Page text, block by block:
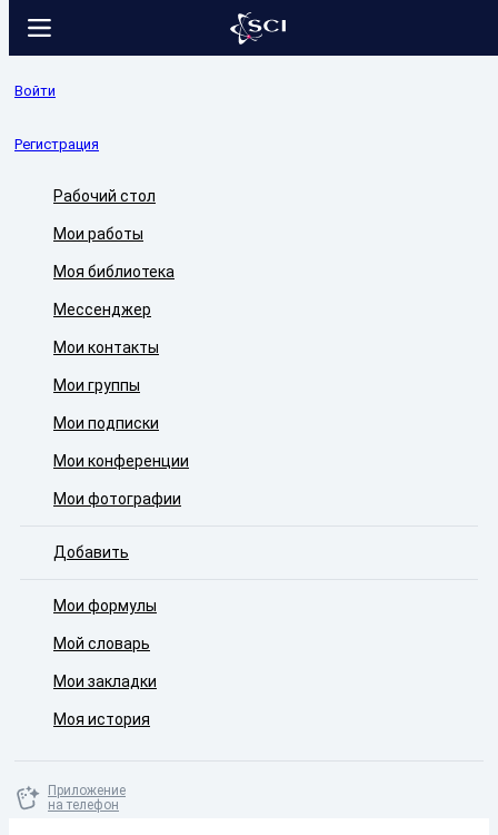
Войти
Регистрация
Рабочий стол
Мои работы
Моя библиотека
Мессенджер
Мои контакты
Мои группы
Мои подписки
Мои конференции
Мои фотографии
Добавить
Мои формулы
Мой словарь
Мои закладки
Моя история
Приложение
на телефон